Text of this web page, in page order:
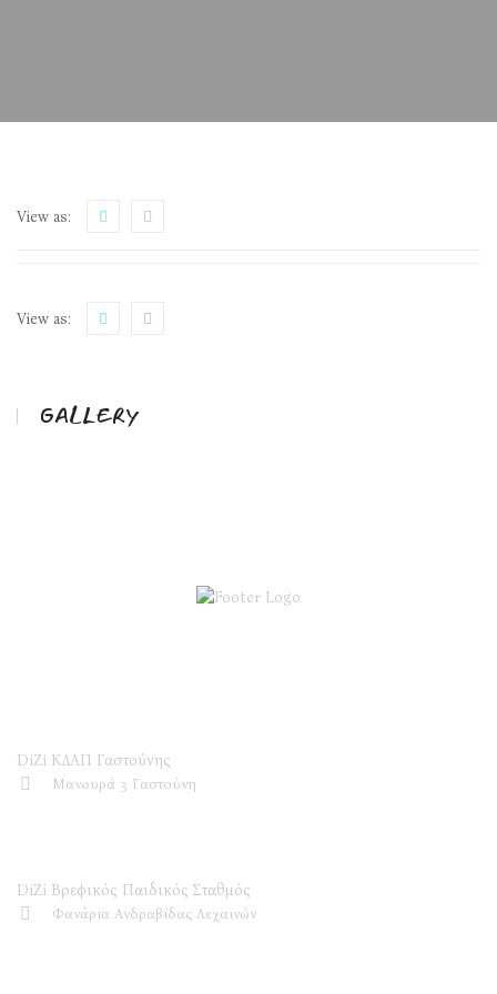
View as:
View as:
GALLERY
DiZi ΚΔΑΠ Γαστούνης
Μανουρά 3 Γαστούνη
DiZi Βρεφικός Παιδικός Σταθμός
Φανάρια Ανδραβίδας Λεχαινών